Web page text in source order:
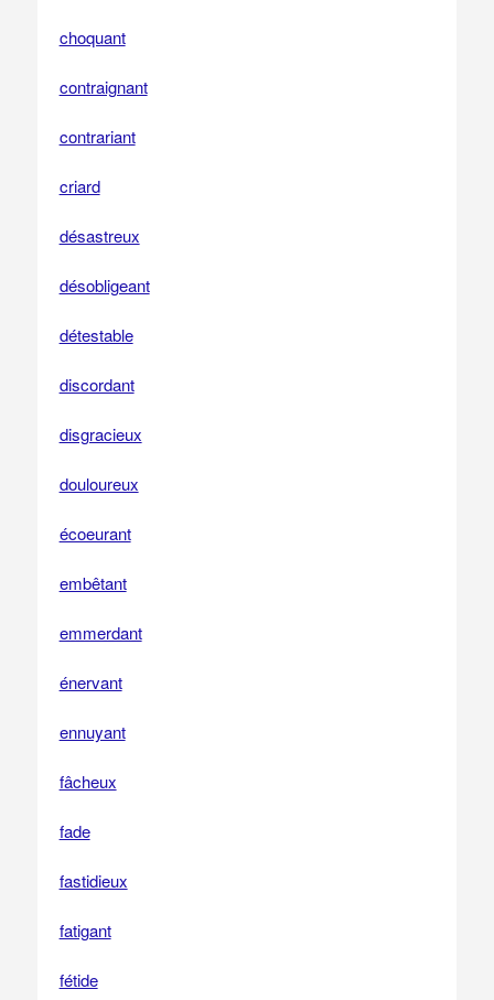
choquant
contraignant
contrariant
criard
désastreux
désobligeant
détestable
discordant
disgracieux
douloureux
écoeurant
embêtant
emmerdant
énervant
ennuyant
fâcheux
fade
fastidieux
fatigant
fétide